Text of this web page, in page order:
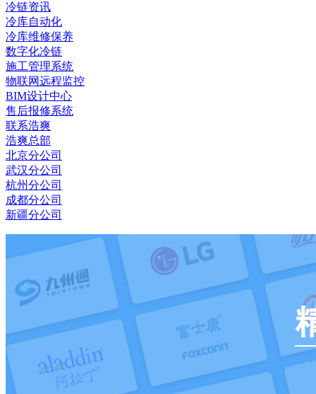
冷链资讯
冷库自动化
冷库维修保养
数字化冷链
施工管理系统
物联网远程监控
BIM设计中心
售后报修系统
联系浩爽
浩爽总部
北京分公司
武汉分公司
杭州分公司
成都分公司
新疆分公司